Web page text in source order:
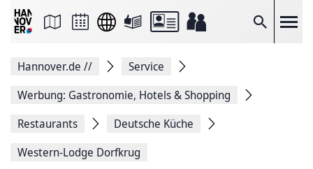
Suche
Seite
Facebook
teilen
Seitenlink
Seite
Hannover.de //
Service
Werbung: Gastronomie, Hotels & Shopping
Restaurants
Deutsche Küche
Western-Lodge Dorfkrug